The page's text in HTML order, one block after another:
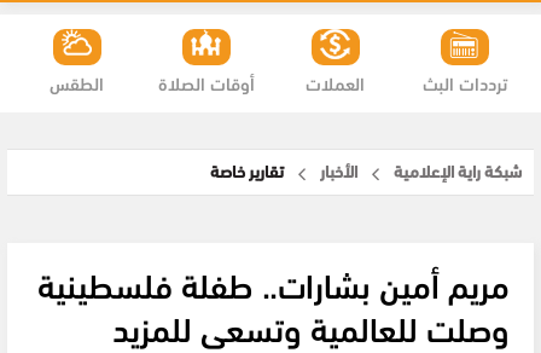
الطقس أوقات الصلاة العملات ترددات البث
شبكة راية الإعلامية الأخبار تقارير خاصة
مريم أمين بشارات.. طفلة فلسطينية
وصلت للعالمية وتسعى للمزيد